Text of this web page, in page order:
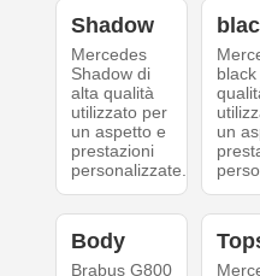
Shadow
Mercedes
Shadow di
alta qualità
utilizzato per
un aspetto e
prestazioni
personalizzate.
un
Body
Brabus G800